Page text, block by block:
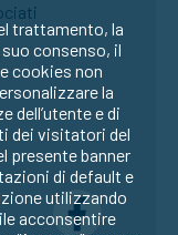
trattamento, la
consenso, il
cookies non
la
dell’utente e di
dei visitatori del
presente banner
di default e
utilizzando
acconsentire